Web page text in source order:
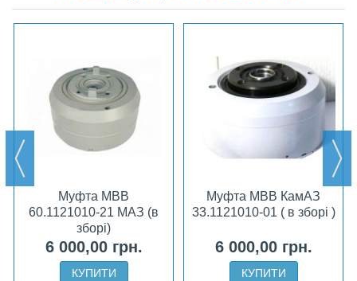
Муфта МВВ
60.1121010-21 МАЗ (в
зборі)
6 000,00 грн.
КУПИТИ
Муфта МВВ КамАЗ
33.1121010-01 ( в зборі )
6 000,00 грн.
КУПИТИ